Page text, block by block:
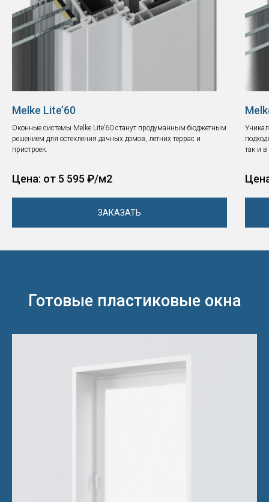
Melke Lite’60
Оконные системы Melke Lite’60 станут продуманным бюджетным
решением для остекления дачных домов, летних террас и
пристроек.
Цена: от 5 595 ₽/м2
ЗАКАЗАТЬ
так и
Готовые пластиковые окна